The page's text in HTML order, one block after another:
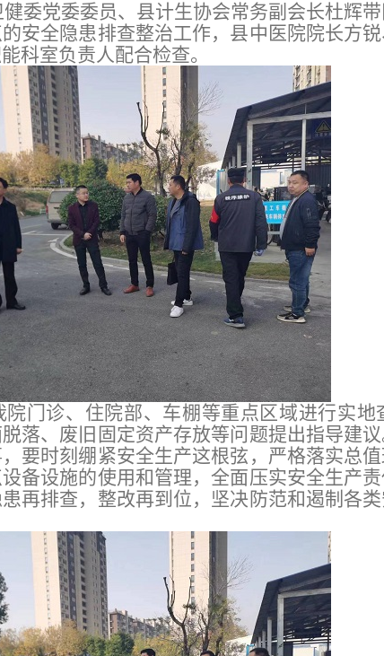
长丰县中医院病
委党委委员、县计生协会常务副会长杜辉
安全隐患排查整治工作，县中医院院长方
科室负责人配合检查。
门诊、住院部、车棚等重点区域进行实地
落、废旧固定资产存放等问题提出指导建
要时刻绷紧安全生产这根弦，严格落实总值
备设施的使用和管理，全面压实安全生产责
再排查，整改再到位，坚决防范和遏制各